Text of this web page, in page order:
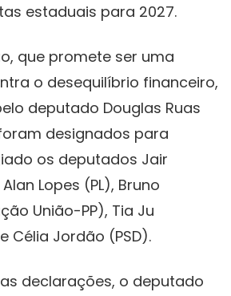
estaduais para 2027.
que promete ser uma
o desequilíbrio financeiro,
deputado Douglas Ruas
designados para
os deputados Jair
Lopes (PL), Bruno
União-PP), Tia Ju
Célia Jordão (PSD).
declarações, o deputado